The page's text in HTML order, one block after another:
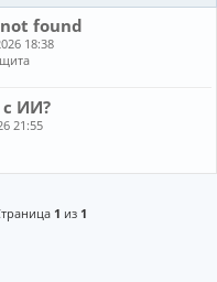
а
found
18:38
с ИИ?
21:55
1 из 1